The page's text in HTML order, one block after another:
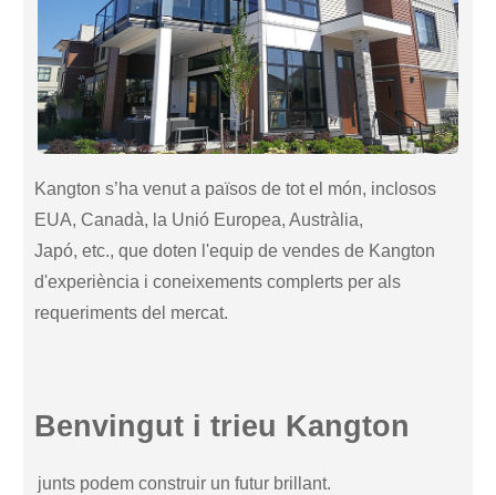
Kangton s’ha venut a països de tot el món, inclosos
EUA, Canadà, la Unió Europea, Austràlia,
Japó, etc., que doten l'equip de vendes de Kangton
d'experiència i coneixements complerts per als
requeriments del mercat.
Benvingut i trieu Kangton
junts podem construir un futur brillant.